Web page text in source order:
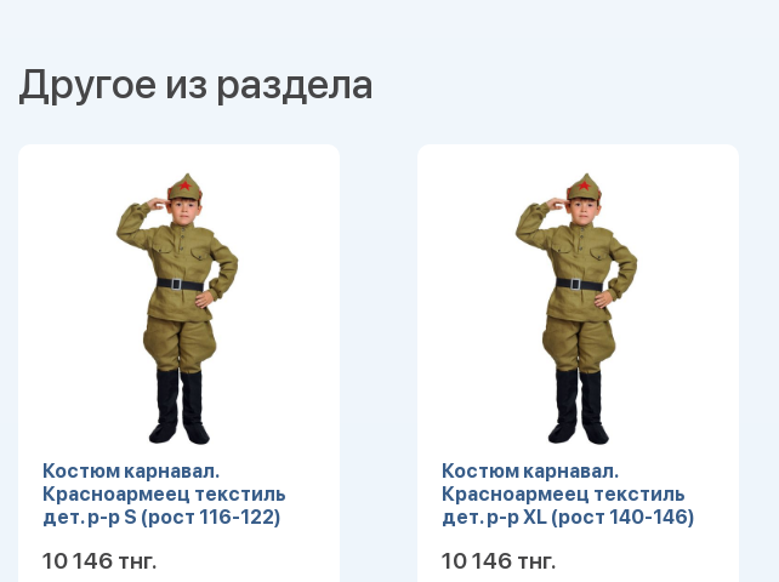
Другое из раздела
Костюм карнавал.
Красноармеец текстиль
дет. р-р S (рост 116-122)
10 146 тнг.
Костюм карнавал.
Красноармеец текстиль
дет. р-р XL (рост 140-146)
10 146 тнг.